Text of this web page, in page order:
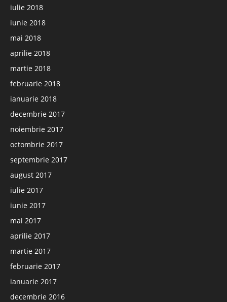
iulie 2018
iunie 2018
mai 2018
aprilie 2018
martie 2018
februarie 2018
ianuarie 2018
decembrie 2017
noiembrie 2017
octombrie 2017
septembrie 2017
august 2017
iulie 2017
iunie 2017
mai 2017
aprilie 2017
martie 2017
februarie 2017
ianuarie 2017
decembrie 2016